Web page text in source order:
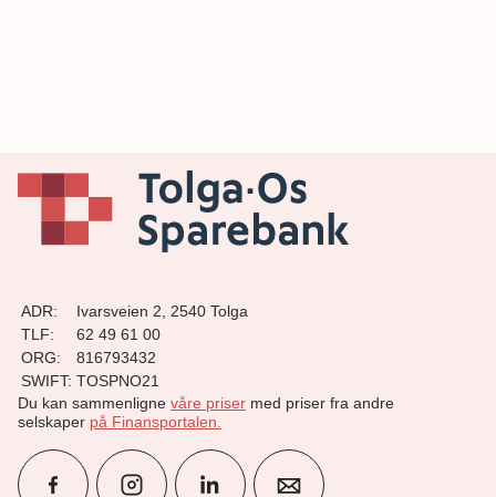
ADR:
Ivarsveien 2, 2540 Tolga
TLF:
62 49 61 00
ORG:
816793432
SWIFT: TOSPNO21
Du kan sammenligne våre priser med priser fra andre
selskaper på Finansportalen